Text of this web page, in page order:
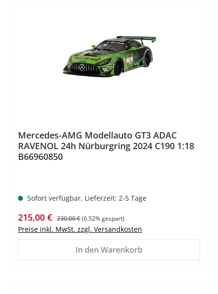
Mercedes-AMG Modellauto GT3 ADAC
RAVENOL 24h Nürburgring 2024 C190 1:18
B66960850
Sofort verfügbar, Lieferzeit: 2-5 Tage
Verkaufspreis:
215,00 € Regulärer Preis:
230,00 €(6.52% gespart)
Preise inkl. MwSt. zzgl. Versandkosten
In den Warenkorb